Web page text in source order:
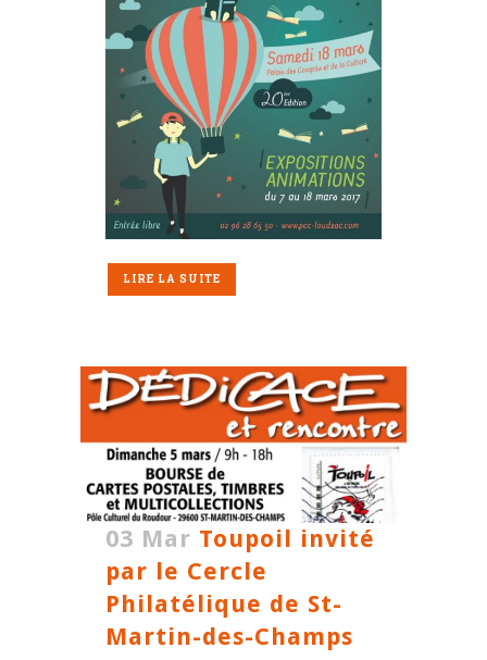
LIRE LA SUITE
03 Mar Toupoil invité
par le Cercle
Philatélique de St-
Martin-des-Champs